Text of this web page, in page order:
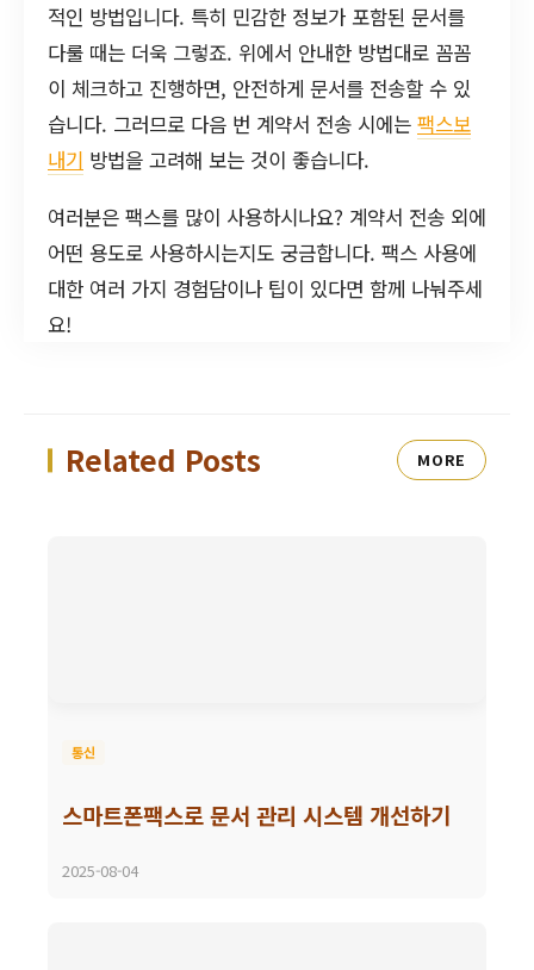
적인 방법입니다. 특히 민감한 정보가 포함된 문서를
다룰 때는 더욱 그렇죠. 위에서 안내한 방법대로 꼼꼼
이 체크하고 진행하면, 안전하게 문서를 전송할 수 있
습니다. 그러므로 다음 번 계약서 전송 시에는 팩스보
내기 방법을 고려해 보는 것이 좋습니다.
여러분은 팩스를 많이 사용하시나요? 계약서 전송 외에
어떤 용도로 사용하시는지도 궁금합니다. 팩스 사용에
대한 여러 가지 경험담이나 팁이 있다면 함께 나눠주세
요!
Related Posts MORE
통신
스마트폰팩스로 문서 관리 시스템 개선하기
2025-08-04